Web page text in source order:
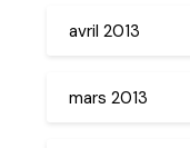
avril 2013
mars 2013